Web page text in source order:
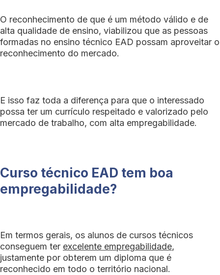
O reconhecimento de que é um método válido e de
alta qualidade de ensino, viabilizou que as pessoas
formadas no ensino técnico EAD possam aproveitar o
reconhecimento do mercado.
E isso faz toda a diferença para que o interessado
possa ter um currículo respeitado e valorizado pelo
mercado de trabalho, com alta empregabilidade.
Curso técnico EAD tem boa
empregabilidade?
Em termos gerais, os alunos de cursos técnicos
conseguem ter excelente empregabilidade,
justamente por obterem um diploma que é
reconhecido em todo o território nacional.